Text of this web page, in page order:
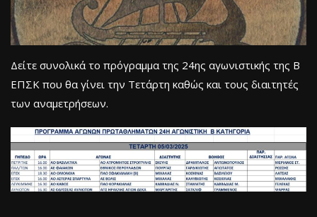
Δείτε συνολικά το πρόγραμμα της 24ης αγωνιστικής της Β
ΕΠΣΚ που θα γίνει την Τετάρτη καθώς και τους διαιτητές
των αναμετρήσεων.